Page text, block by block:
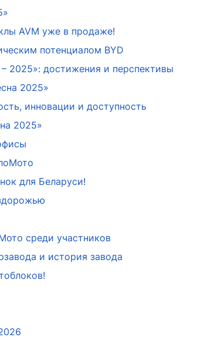
AVM уже в продаже!
потенциалом BYD
2025»: достижения и перспективы
2025»
инновации и доступность
2025»
для Беларуси!
среди участников
и история завода